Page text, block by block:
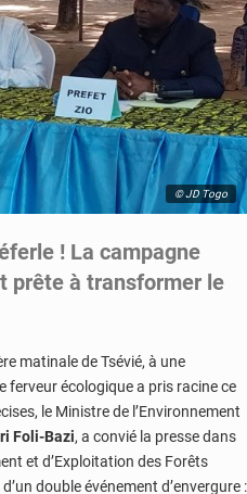
© JD Togo
! La campagne
prête à transformer le
matinale de Tsévié, à une
ferveur écologique a pris racine ce
le Ministre de l’Environnement
Foli-Bazi, a convié la presse dans
et d’Exploitation des Forêts
double événement d’envergure :